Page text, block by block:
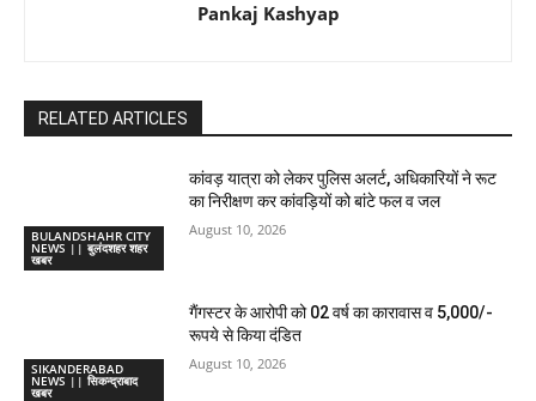
Pankaj Kashyap
RELATED ARTICLES
BULANDSHAHR CITY
NEWS || बुलंदशहर शहर
खबर
कांवड़ यात्रा को लेकर पुलिस अलर्ट, अधिकारियों ने रूट
का निरीक्षण कर कांवड़ियों को बांटे फल व जल
August 10, 2026
SIKANDERABAD
NEWS || सिकन्द्राबाद
खबर
गैंगस्टर के आरोपी को 02 वर्ष का कारावास व 5,000/-
रूपये से किया दंडित
August 10, 2026